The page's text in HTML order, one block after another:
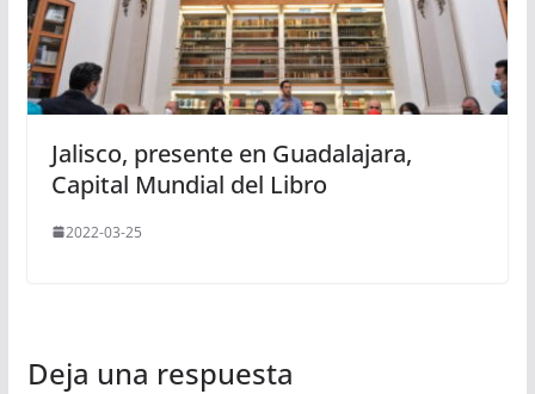
Jalisco, presente en Guadalajara,
Capital Mundial del Libro
2022-03-25
Deja una respuesta